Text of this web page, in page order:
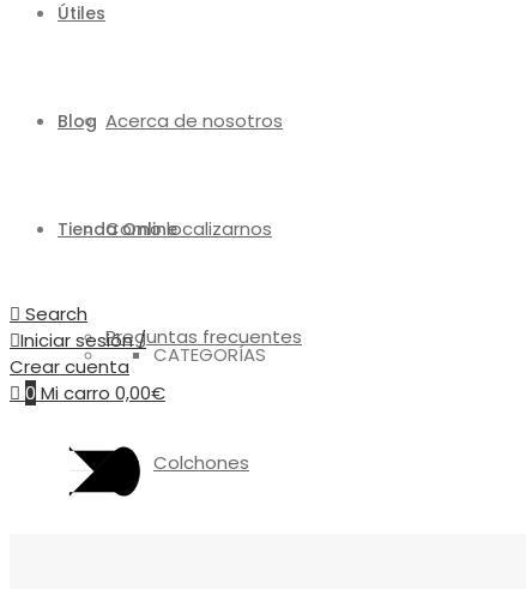
Útiles
Acerca de nosotros
Como localizarnos
Preguntas frecuentes
Blog
Tienda Online
CATEGORÍAS
Colchones
Search
Iniciar sesión /
Crear cuenta
0 Mi carro 0,00€